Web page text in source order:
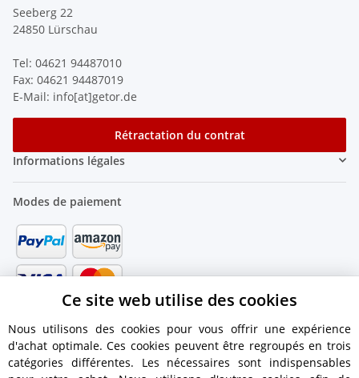
Seeberg 22
24850 Lürschau
Tel: 04621 94487010
Fax: 04621 94487019
E-Mail: info[at]getor.de
Rétractation du contrat
Informations légales
Modes de paiement
Ce site web utilise des cookies
Nous utilisons des cookies pour vous offrir une expérience
d'achat optimale. Ces cookies peuvent être regroupés en trois
catégories différentes. Les nécessaires sont indispensables